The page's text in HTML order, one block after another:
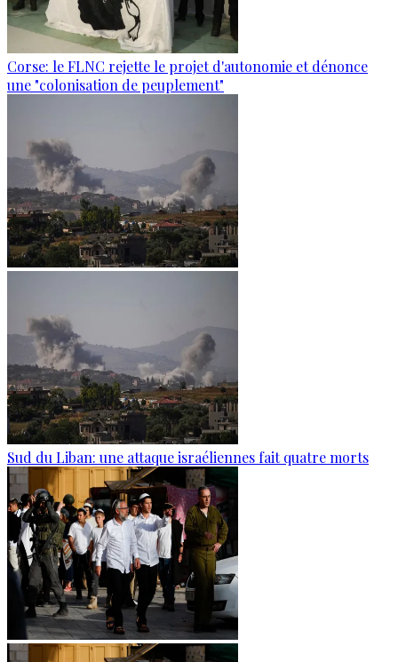
Corse: le FLNC rejette le projet d'autonomie et dénonce
une "colonisation de peuplement"
Sud du Liban: une attaque israéliennes fait quatre morts